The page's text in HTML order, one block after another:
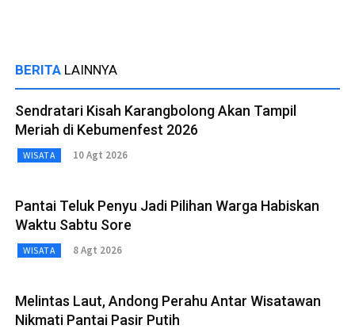
BERITA LAINNYA
Sendratari Kisah Karangbolong Akan Tampil
Meriah di Kebumenfest 2026
WISATA 10 Agt 2026
Pantai Teluk Penyu Jadi Pilihan Warga Habiskan
Waktu Sabtu Sore
WISATA 8 Agt 2026
Melintas Laut, Andong Perahu Antar Wisatawan
Nikmati Pantai Pasir Putih